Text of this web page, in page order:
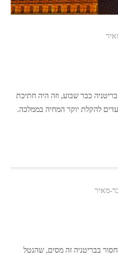
כבר שבוע, וזה היה חתיכת
להקלת יוקר המחיה בממלכה.
מאיר
בבריטניה זה מסים, שהנטל